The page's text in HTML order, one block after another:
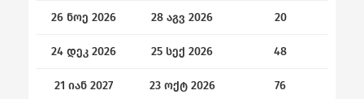
26 ნოე 2026 28 აგვ 2026 20
24 დეკ 2026 25 სექ 2026 48
21 იან 2027 23 ოქტ 2026 76